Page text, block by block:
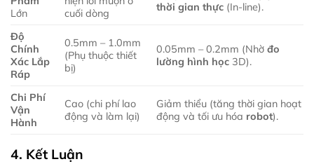
Lớn
cuối dòng
thời gian thực (In-line).
Độ
Chính
Xác Lắp
Ráp
0.5mm – 1.0mm
(Phụ thuộc thiết
bị)
0.05mm – 0.2mm (Nhờđo
lường hình học 3D).
Chi Phí
Vận
Hành
Cao (chi phí lao
động và làm lại)
Giảm thiểu (tăng thời gian hoạt
động và tối ưu hóa robot).
4. Kết Luận